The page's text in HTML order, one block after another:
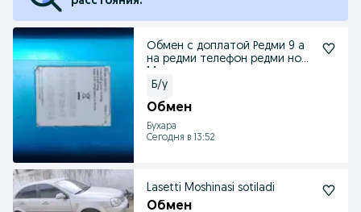
Обмен с доплатой Редми 9 а
на редми телефон редми нот
Б/у
Обмен
Бухара
Сегодня в 13:52
Lasetti Moshinasi sotiladi
Обмен